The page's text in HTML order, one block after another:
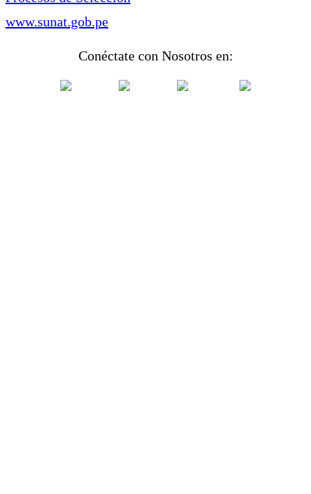
www.sunat.gob.pe
Conéctate con Nosotros en: